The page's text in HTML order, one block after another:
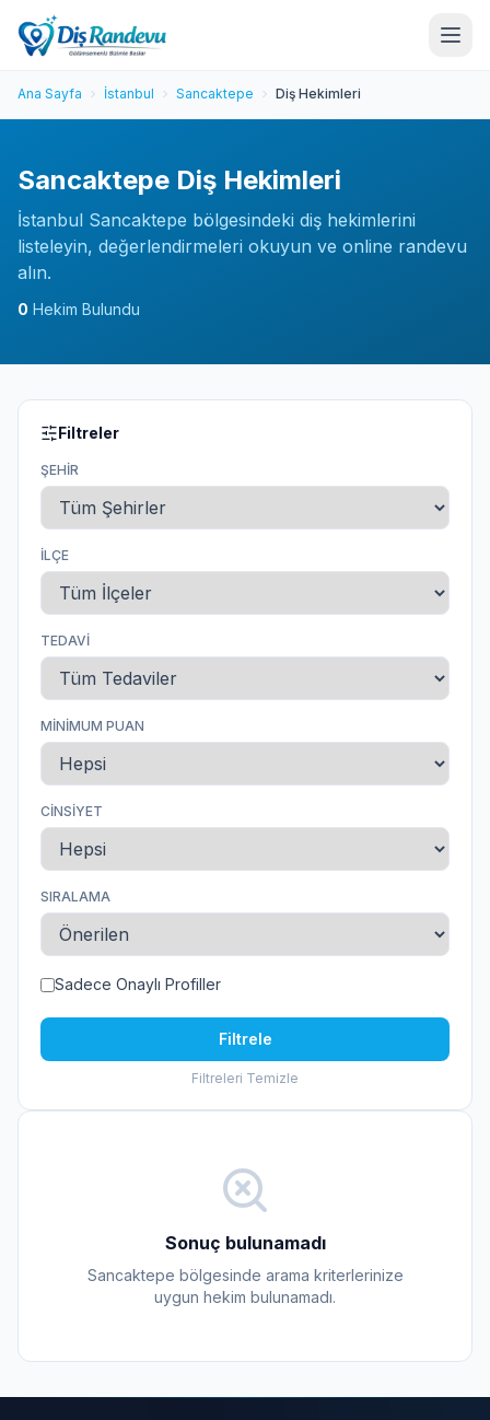
Ana Sayfa İstanbul Sancaktepe Diş Hekimleri
Sancaktepe Diş Hekimleri
İstanbul Sancaktepe bölgesindeki diş hekimlerini
listeleyin, değerlendirmeleri okuyun ve online randevu
alın.
0 Hekim Bulundu
Filtreler
ŞEHIR
İLÇE
TEDAVI
MINIMUM PUAN
CINSIYET
SIRALAMA
Sadece Onaylı Profiller
Filtrele
Filtreleri Temizle
Sonuç bulunamadı
Sancaktepe bölgesinde arama kriterlerinize
uygun hekim bulunamadı.